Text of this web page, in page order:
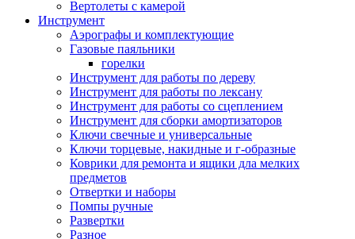
Вертолеты с камерой
Инструмент
Аэрографы и комплектующие
Газовые паяльники
горелки
Инструмент для работы по дереву
Инструмент для работы по лексану
Инструмент для работы со сцеплением
Инструмент для сборки амортизаторов
Ключи свечные и универсальные
Ключи торцевые, накидные и г-образные
Коврики для ремонта и ящики дла мелких
предметов
Отвертки и наборы
Помпы ручные
Развертки
Разное